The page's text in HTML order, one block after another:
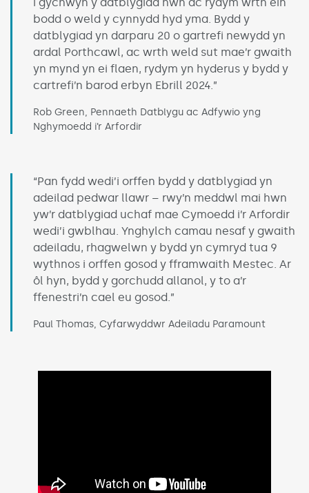
bodd o weld y cynnydd hyd yma. Bydd y
datblygiad yn darparu 20 o gartrefi newydd yn
ardal Porthcawl, ac wrth weld sut mae’r gwaith
yn mynd yn ei flaen, rydym yn hyderus y bydd y
cartrefi’n barod erbyn Ebrill 2024.”
Rob Green, Pennaeth Datblygu ac Adfywio yng
Nghymoedd i’r Arfordir
“Pan fydd wedi’i orffen bydd y datblygiad yn
adeilad pedwar llawr – rwy’n meddwl mai hwn
yw’r datblygiad uchaf mae Cymoedd i’r Arfordir
wedi’i gwblhau. Ynghylch camau nesaf y gwaith
adeiladu, rhagwelwn y bydd yn cymryd tua 9
wythnos i orffen gosod y fframwaith Mestec. Ar
ôl hyn, bydd y gorchudd allanol, y to a’r
ffenestri’n cael eu gosod.”
Paul Thomas, Cyfarwyddwr Adeiladu Paramount